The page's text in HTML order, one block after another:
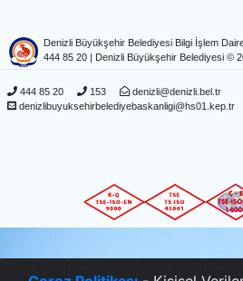
Denizli Büyükşehir Belediyesi Bilgi İşlem
444 85 20 | Denizli Büyükşehir Belediyesi ©
444 85 20 153
denizli@denizli.bel.tr
denizlibuyuksehirbelediyebaskanligi@hs01.kep.tr